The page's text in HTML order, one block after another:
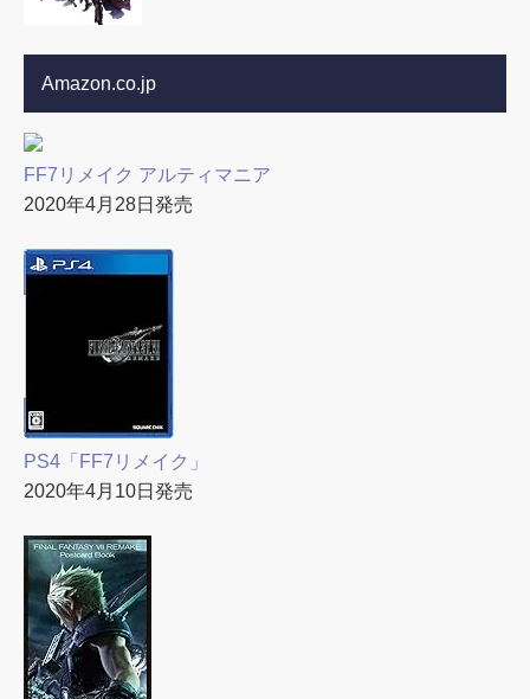
Amazon.co.jp
FF7リメイク アルティマニア
2020年4月28日発売
PS4「FF7リメイク」
2020年4月10日発売